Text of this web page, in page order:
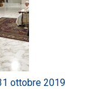
ottobre 2019